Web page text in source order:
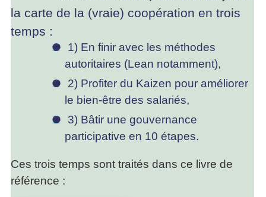
la carte de la (vraie) coopération en trois
temps :
1) En finir avec les méthodes
autoritaires (Lean notamment),
2) Profiter du Kaizen pour améliorer
le bien-être des salariés,
3) Bâtir une gouvernance
participative en 10 étapes.
Ces trois temps sont traités dans ce livre de
référence :